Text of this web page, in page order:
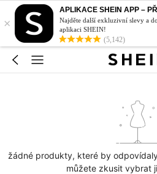
×
Najděte další exkluzivní slevy a
aplikaci SHEIN!
(5,142)
žádné produkty, které by
můžete zkusit vybrat